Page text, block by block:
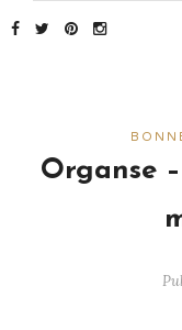
Organse